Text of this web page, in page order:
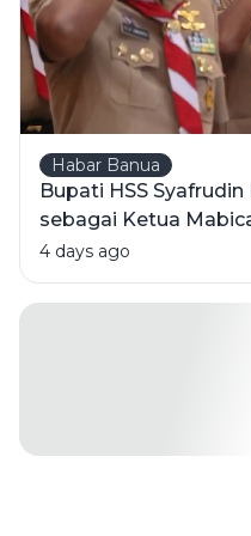
Habar Banua
Bupati HSS
sebagai Ketua
Pengurus 2025-2030
4 days ago